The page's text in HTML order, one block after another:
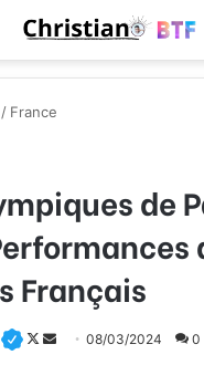
/ France
de
Français
F
08/03/2024 0